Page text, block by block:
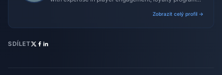
Zobrazit celý profil →
SDÍLET